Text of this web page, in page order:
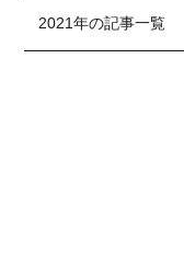
2021年の記事一覧